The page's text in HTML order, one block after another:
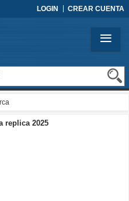
LOGIN CREAR CUENTA
replica 2025